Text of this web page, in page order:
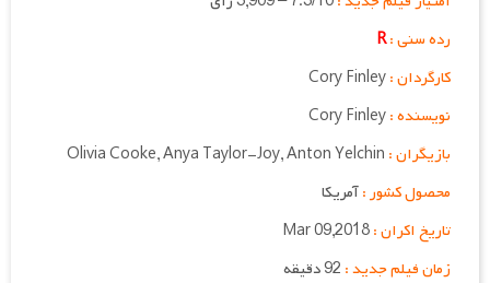
رده سنی :R
کارگردان :
نویسنده :Cory Finley
بازیگران :
محصول کشور :آمریکا
تاریخ اکران :
زمان فیلم جدید :